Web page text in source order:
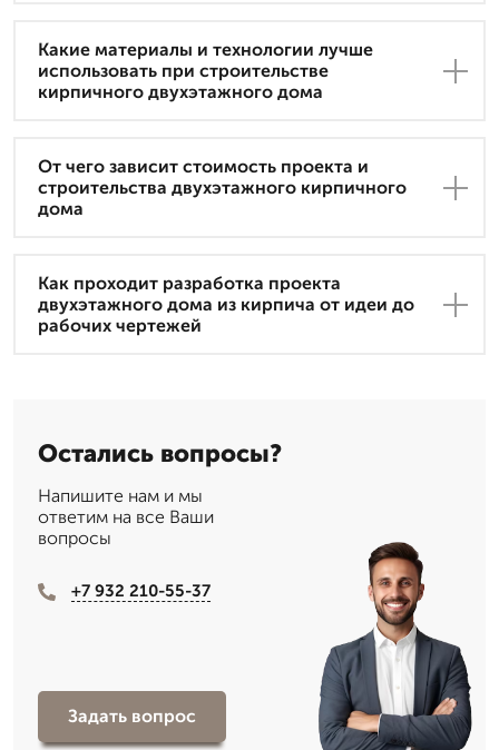
Какие материалы и технологии лучше
использовать при строительстве
кирпичного двухэтажного дома
От чего зависит стоимость проекта и
строительства двухэтажного кирпичного
дома
Как проходит разработка проекта
двухэтажного дома из кирпича от идеи до
рабочих чертежей
Остались вопросы?
Напишите нам и мы
ответим на все Ваши
вопросы
+7 932 210-55-37
Задать вопрос